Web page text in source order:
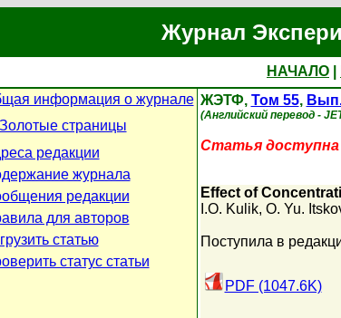
Журнал
НАЧАЛО
информация о журнале
Золотые страницы
редакции
журнала
редакции
для авторов
статью
статус статьи
ЖЭТФ, Том 55,
(Английский перевод -
Статья доступна
Effect of
I.O. Kulik, O. Yu.
Поступила в
PDF (1047.6K)